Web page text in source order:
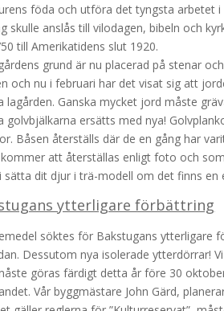
föda och utföra det tyngsta arbetet i
skulle anslås till vilodagen, bibeln och
till Amerikatidens slut 1920.
grund är nu placerad på stenar
och nu i februari har det visat sig att
lagården. Ganska mycket jord måste
golvbjälkarna ersätts med nya!
Båsen återställs där de en gång har
att återställas enligt foto och
sätta dit djur i trä-modell om det finns en
ytterligare förbättring
söktes för Bakstugans ytterligare
Dessutom nya isolerade ytterdörrar!
göras färdigt detta år före 30
Vår byggmästare John Gärd,